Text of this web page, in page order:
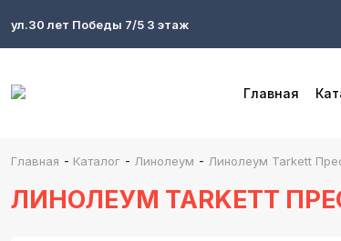
ул.30 лет Победы 7/5 3 этаж
Главная
Главная - Каталог - Линолеум - Линолеум Tarkett
ЛИНОЛЕУМ TARKETT